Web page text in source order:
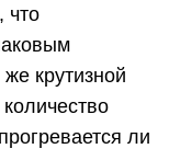
что
крутизной
ли